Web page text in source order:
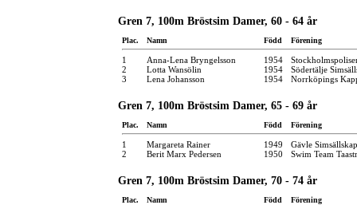
Gren 7, 100m Bröstsim Damer, 60 - 64 år
Plac. Namn Född Förening
1 Anna-Lena Bryngelsson 1954
2
Lotta Wansölin 1954
Södertälje
3
Lena Johansson 1954 Norrköpings
Gren 7, 100m Bröstsim Damer, 65 - 69 år
Plac. Namn Född Förening
1 Margareta Rainer 1949
Gävle Simsällskap
2
Berit Marx Pedersen 1950 Swim Team
Gren 7, 100m Bröstsim Damer, 70 - 74 år
Plac. Namn Född Förening